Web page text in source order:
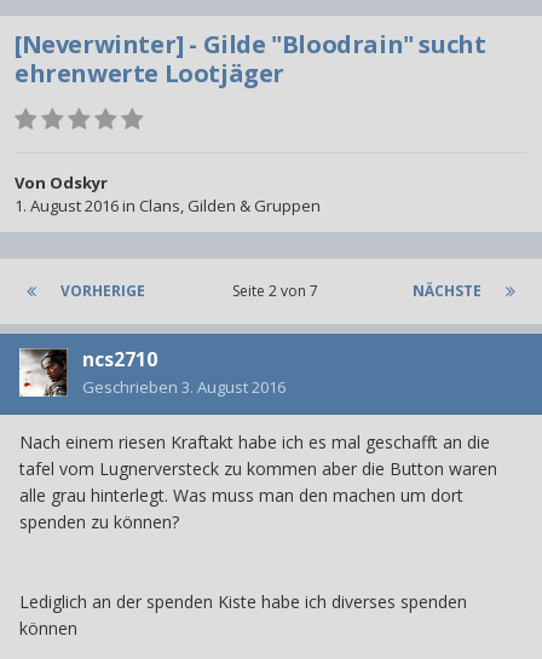
[Neverwinter] - Gilde "Bloodrain" sucht
ehrenwerte Lootjäger
Von Odskyr
1. August 2016in Clans, Gilden & Gruppen
VORHERIGE NÄCHSTE
Seite 2 von 7
ncs2710
Geschrieben 3. August 2016
Nach einem riesen Kraftakt habe ich es mal geschafft an die
tafel vom Lugnerversteck zu kommen aber die Button waren
alle grau hinterlegt. Was muss man den machen um dort
spenden zu können?
Lediglich an der spenden Kiste habe ich diverses spenden
können